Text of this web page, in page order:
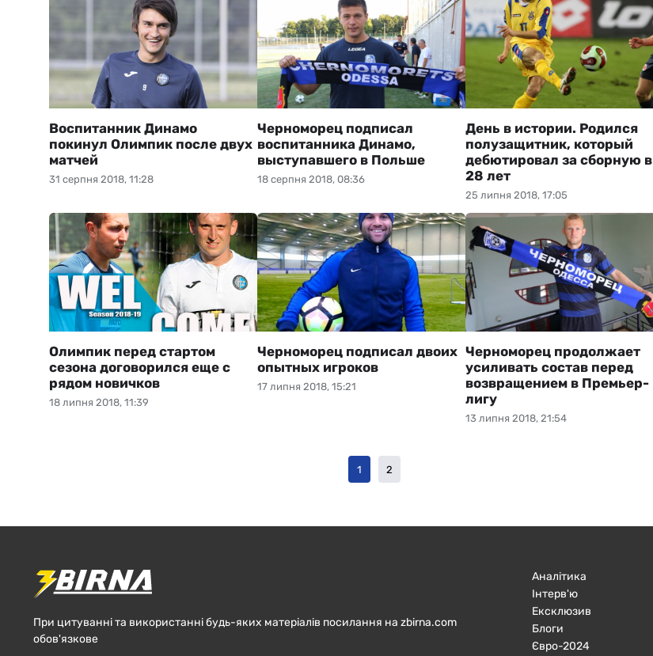
31 серпня 2018, 11:28
Воспитанник Динамо
покинул Олимпик после двух
матчей
18 серпня 2018, 08:36
Черноморец подписал
воспитанника Динамо,
выступавшего в Польше
25 липня 2018, 17:05
День в истории. Родился
полузащитник, который
дебютировал за сборную в
28 лет
18 липня 2018, 11:39
Олимпик перед стартом
сезона договорился еще с
рядом новичков
17 липня 2018, 15:21
Черноморец подписал двоих
опытных игроков
13 липня 2018, 21:54
Черноморец продолжает
усиливать состав перед
возвращением в Премьер-
лигу
1 2
При цитуванні та використанні будь-яких матеріалів посилання на zbirna.com
обов'язкове
Аналітика
Інтерв'ю
Ексклюзив
Блоги
Євро-2024